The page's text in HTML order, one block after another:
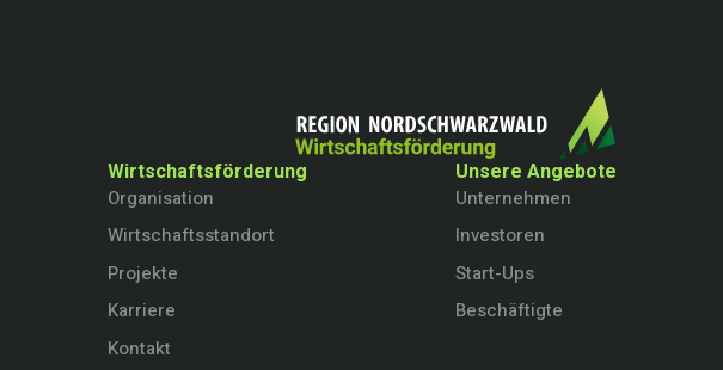
Wirtschaftsförderung
Organisation
Wirtschaftsstandort
Projekte
Karriere
Kontakt
Unsere Angebote
Unternehmen
Investoren
Start-Ups
Beschäftigte